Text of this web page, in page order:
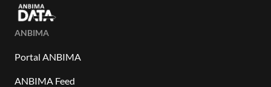
ANBIMA
Portal ANBIMA
ANBIMA Feed